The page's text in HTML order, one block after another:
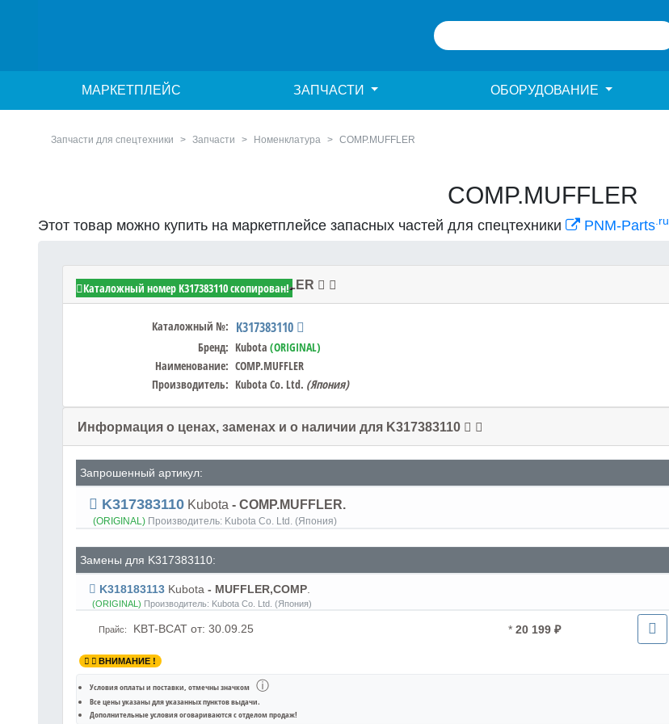
МАРКЕТПЛЕЙС ЗАПЧАСТИ ОБОРУДОВАНИЕ
Запчасти для спецтехники Запчасти Номенклатура COMP.MUFFLER
COMP.MUFFLER
Этот товар можно купить на маркетплейсе запасных частей для спецтехники PNM-Parts.ru
Kubota K317383110 - COMP.MUFFLER
Каталожный №: K317383110
Бренд: Kubota (ORIGINAL)
Наименование: COMP.MUFFLER
Производитель: Kubota Co. Ltd. (Япония)
Каталожный номер K317383110 скопирован!
Информация о ценах, заменах и о наличии для K317383110
Запрошенный артикул:
K317383110 Kubota - COMP.MUFFLER.
(ORIGINAL)Производитель: Kubota Co. Ltd. (Япония)
Замены для K317383110:
K318183113 Kubota - MUFFLER,COMP
(ORIGINAL) Производитель: Kubota Co. Ltd. (Япония)
Прайс: KBT-BCAT от: 30.09.25 * 20 199 ₽
ВНИМАНИЕ !
Условия оплаты и поставки , отмечны значком ⓘ
Все цены указаны дляуказанных пунктов выдачи.
Дополнительные условия оговариваются с отделом продаж!